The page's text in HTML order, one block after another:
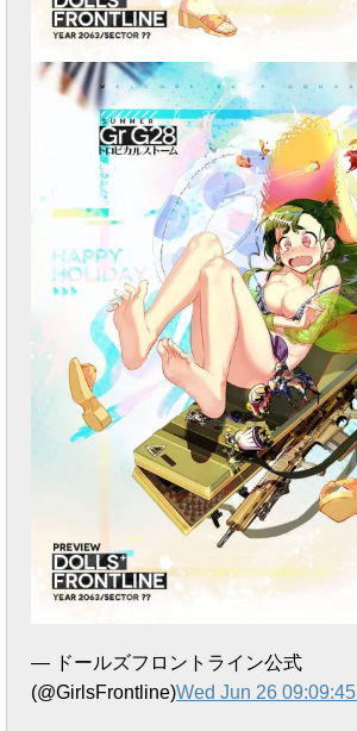
— ドールズフロントライン公式
(@GirlsFrontline)Wed Jun 26